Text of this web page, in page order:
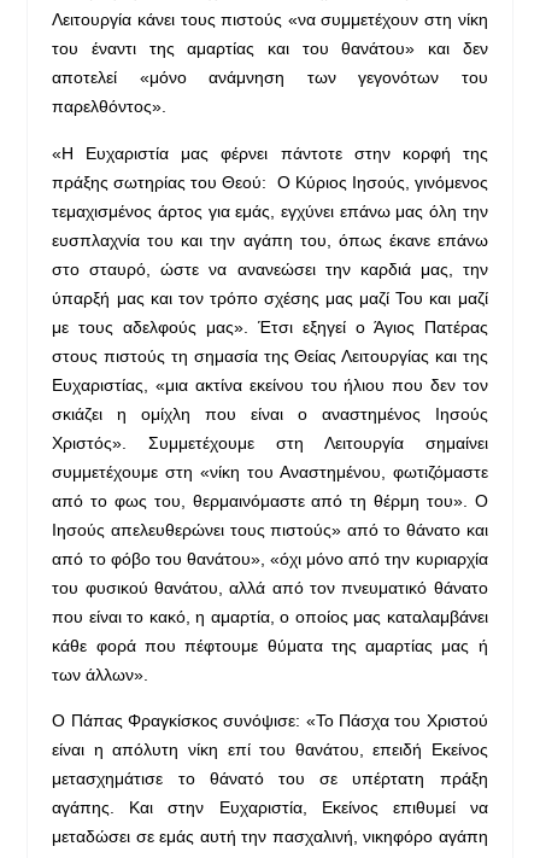
Λειτουργία κάνει τους πιστούς «να συμμετέχουν στη νίκη
του έναντι της αμαρτίας και του θανάτου» και δεν
αποτελεί «μόνο ανάμνηση των γεγονότων του
παρελθόντος».
«Η Ευχαριστία μας φέρνει πάντοτε στην κορφή της
πράξης σωτηρίας του Θεού: Ο Κύριος Ιησούς, γινόμενος
τεμαχισμένος άρτος για εμάς, εγχύνει επάνω μας όλη την
ευσπλαχνία του και την αγάπη του, όπως έκανε επάνω
στο σταυρό, ώστε να ανανεώσει την καρδιά μας, την
ύπαρξή μας και τον τρόπο σχέσης μας μαζί Του και μαζί
με τους αδελφούς μας». Έτσι εξηγεί ο Άγιος Πατέρας
στους πιστούς τη σημασία της Θείας Λειτουργίας και της
Ευχαριστίας, «μια ακτίνα εκείνου του ήλιου που δεν τον
σκιάζει η ομίχλη που είναι ο αναστημένος Ιησούς
Χριστός». Συμμετέχουμε στη Λειτουργία σημαίνει
συμμετέχουμε στη «νίκη του Αναστημένου, φωτιζόμαστε
από το φως του, θερμαινόμαστε από τη θέρμη του». Ο
Ιησούς απελευθερώνει τους πιστούς» από το θάνατο και
από το φόβο του θανάτου», «όχι μόνο από την κυριαρχία
του φυσικού θανάτου, αλλά από τον πνευματικό θάνατο
που είναι το κακό, η αμαρτία, ο οποίος μας καταλαμβάνει
κάθε φορά που πέφτουμε θύματα της αμαρτίας μας ή
των άλλων».
Ο Πάπας Φραγκίσκος συνόψισε: «Το Πάσχα του Χριστού
είναι η απόλυτη νίκη επί του θανάτου, επειδή Εκείνος
μετασχημάτισε το θάνατό του σε υπέρτατη πράξη
αγάπης. Και στην Ευχαριστία, Εκείνος επιθυμεί να
μεταδώσει σε εμάς αυτή την πασχαλινή, νικηφόρο αγάπη